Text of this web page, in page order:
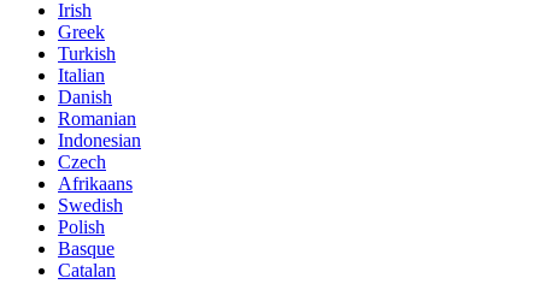
Irish
Greek
Turkish
Italian
Danish
Romanian
Indonesian
Czech
Afrikaans
Swedish
Polish
Basque
Catalan